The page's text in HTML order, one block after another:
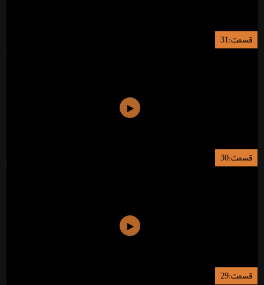
قسمت:31
قسمت:30
قسمت:29